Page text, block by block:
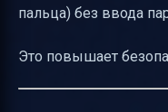
пальца) без ввода
Это повышает